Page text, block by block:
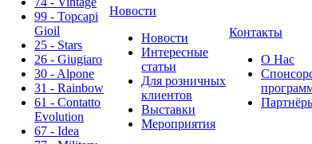
99 - Topcapi
Gioil
25 - Stars
26 - Giugiaro
30 - Alpone
31 - Rainbow
61 - Contatto
Evolution
67 - Idea
Новости
Новости
Интересные
статьи
Для розничных
клиентов
Выставки
Мероприятия
Контакты
О Нас